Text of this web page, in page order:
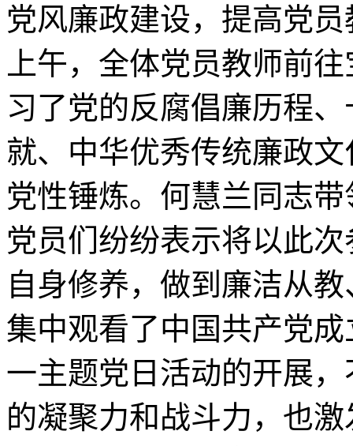
党风廉政建设，提高党
上午，全体党员教师前
习了党的反腐倡廉历程
就、中华优秀传统廉政
党性锤炼。何慧兰同志
党员们纷纷表示将以此
自身修养，做到廉洁从
集中观看了中国共产党
一主题党日活动的开展
的凝聚力和战斗力，也